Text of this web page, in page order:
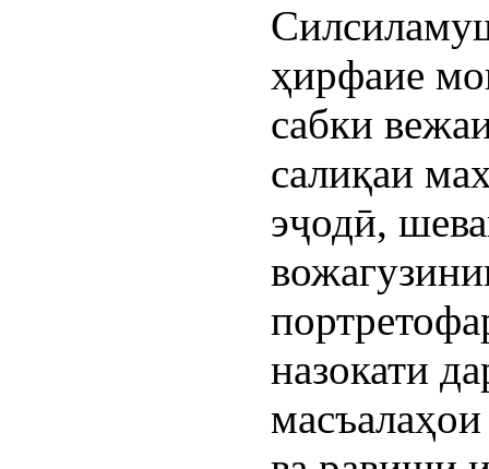
ҳирфаие
сабки
салиқаи
эҷодӣ,
назокати